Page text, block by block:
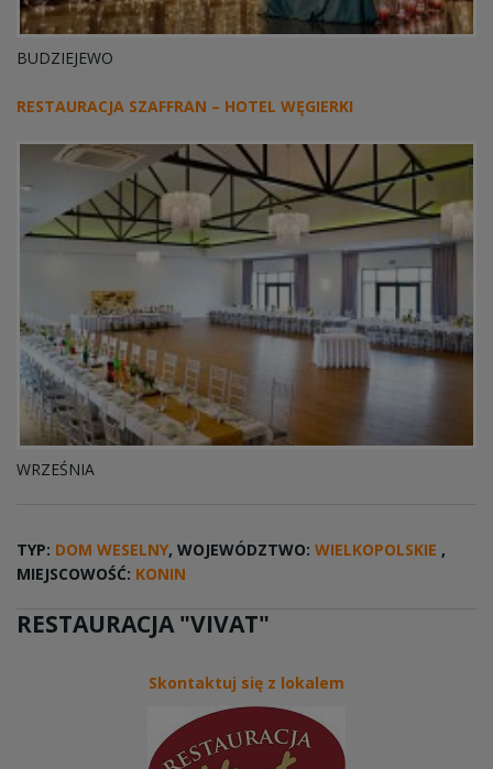
BUDZIEJEWO
RESTAURACJA SZAFFRAN – HOTEL WĘGIERKI
WRZEŚNIA
TYP: DOM WESELNY, WOJEWÓDZTWO: WIELKOPOLSKIE ,
MIEJSCOWOŚĆ: KONIN
RESTAURACJA "VIVAT"
Skontaktuj się z lokalem